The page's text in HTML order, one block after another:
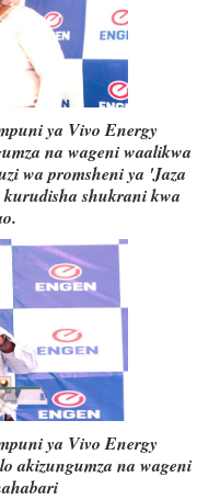
ya Vivo Energy
na wageni waalikwa
wa promsheni ya 'Jaza
kurudisha shukrani kwa
ya Vivo Energy
akizungumza na wageni